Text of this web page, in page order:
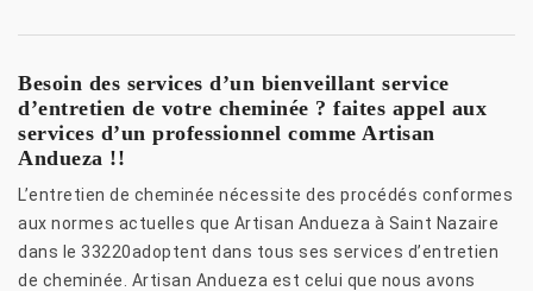
Besoin des services d’un bienveillant service
d’entretien de votre cheminée ? faites appel aux
services d’un professionnel comme Artisan
Andueza !!
L’entretien de cheminée nécessite des procédés conformes
aux normes actuelles que Artisan Andueza à Saint Nazaire
dans le 33220adoptent dans tous ses services d’entretien
de cheminée. Artisan Andueza est celui que nous avons